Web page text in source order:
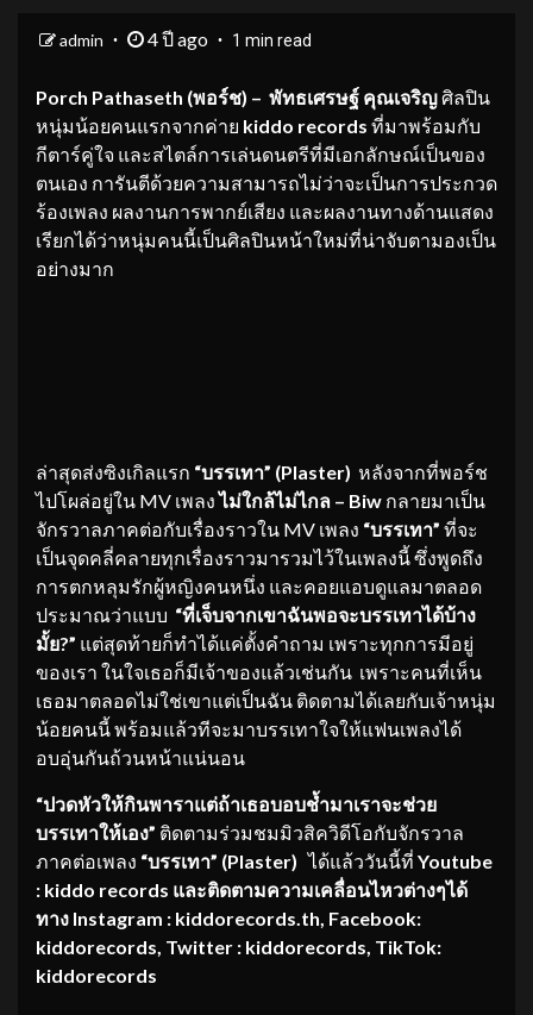
admin 4 ปี ago 1 min read
Porch Pathaseth (พอร์ช) – พัทธเศรษฐ์ คุณเจริญศิลปิน
หนุ่มน้อยคนแรกจากค่าย kiddo records ที่มาพร้อมกับ
กีตาร์คู่ใจ และสไตล์การเล่นดนตรีที่มีเอกลักษณ์เป็นของ
ตนเอง การันตีด้วยความสามารถไม่ว่าจะเป็นการประกวด
ร้องเพลง ผลงานการพากย์เสียง และผลงานทางด้านแสดง
เรียกได้ว่าหนุ่มคนนี้เป็นศิลปินหน้าใหม่ที่น่าจับตามองเป็น
อย่างมาก
ล่าสุดส่งซิงเกิลแรก “บรรเทา” (Plaster) หลังจากที่พอร์ช
ไปโผล่อยู่ใน MV เพลงไม่ใกล้ไม่ไกล – Biw กลายมาเป็น
จักรวาลภาคต่อกับเรื่องราวใน MV เพลง “บรรเทา” ที่จะ
เป็นจุดคลี่คลายทุกเรื่องราวมารวมไว้ในเพลงนี้ ซึ่งพูดถึง
การตกหลุมรักผู้หญิงคนหนึ่ง และคอยแอบดูแลมาตลอด
ประมาณว่าแบบ “ที่เจ็บจากเขาฉันพอจะบรรเทาได้บ้าง
มั้ย?” แต่สุดท้ายก็ทำได้แค่ตั้งคำถาม เพราะทุกการมีอยู่
ของเรา ในใจเธอก็มีเจ้าของแล้วเช่นกัน เพราะคนที่เห็น
เธอมาตลอดไม่ใช่เขาแต่เป็นฉัน ติดตามได้เลยกับเจ้าหนุ่ม
น้อยคนนี้ พร้อมแล้วทีจะมาบรรเทาใจให้แฟนเพลงได้
อบอุ่นกันถ้วนหน้าแน่นอน
“ปวดหัวให้กินพาราแต่ถ้าเธอบอบช้ำมาเราจะช่วย
บรรเทาให้เอง” ติดตามร่วมชมมิวสิควิดีโอกับจักรวาล
ภาคต่อเพลง “บรรเทา” (Plaster) ได้แล้ววันนี้ที่ Youtube
: kiddo records และติดตามความเคลื่อนไหวต่างๆได้
ทาง Instagram : kiddorecords.th , Facebook:
kiddorecords , Twitter : kiddorecords , TikTok:
kiddorecords